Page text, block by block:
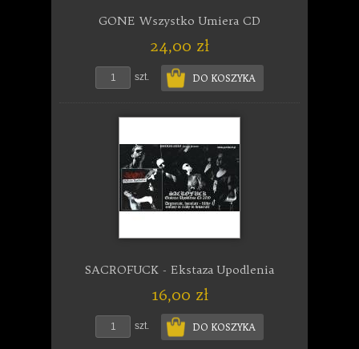
GONE Wszystko Umiera CD
24,00 zł
szt. DO KOSZYKA
SACROFUCK - Ekstaza Upodlenia
16,00 zł
szt. DO KOSZYKA